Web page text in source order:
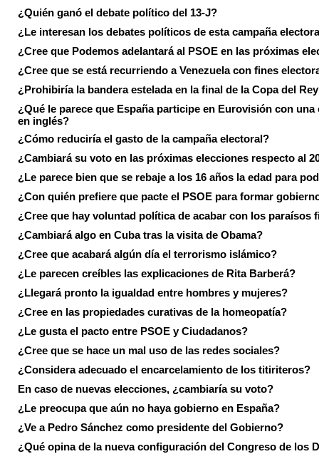
¿Quién ganó el debate político del 13-J?
¿Le interesan los debates políticos de esta campaña
¿Cree que Podemos adelantará al PSOE en las próximas
¿Cree que se está recurriendo a Venezuela con fines
¿Prohibiría la bandera estelada en la final de la Copa del
¿Qué le parece que España participe en Eurovisión con una
en inglés?
¿Cómo reduciría el gasto de la campaña electoral?
¿Cambiará su voto en las próximas elecciones respecto al
¿Le parece bien que se rebaje a los 16 años la edad para
¿Con quién prefiere que pacte el PSOE para formar
¿Cree que hay voluntad política de acabar con los paraísos
¿Cambiará algo en Cuba tras la visita de Obama?
¿Cree que acabará algún día el terrorismo islámico?
¿Le parecen creíbles las explicaciones de Rita Barberá?
¿Llegará pronto la igualdad entre hombres y mujeres?
¿Cree en las propiedades curativas de la homeopatía?
¿Le gusta el pacto entre PSOE y Ciudadanos?
¿Cree que se hace un mal uso de las redes sociales?
¿Considera adecuado el encarcelamiento de los titiriteros?
En caso de nuevas elecciones, ¿cambiaría su voto?
¿Le preocupa que aún no haya gobierno en España?
¿Ve a Pedro Sánchez como presidente del Gobierno?
¿Qué opina de la nueva configuración del Congreso de los